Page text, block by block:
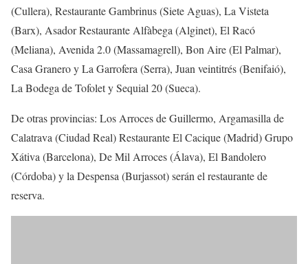
(Cullera), Restaurante Gambrinus (Siete Aguas), La Visteta
(Barx), Asador Restaurante Alfàbega (Alginet), El Racó
(Meliana), Avenida 2.0 (Massamagrell), Bon Aire (El Palmar),
Casa Granero y La Garrofera (Serra), Juan veintitrés (Benifaió),
La Bodega de Tofolet y Sequial 20 (Sueca).
De otras provincias: Los Arroces de Guillermo, Argamasilla de
Calatrava (Ciudad Real) Restaurante El Cacique (Madrid) Grupo
Xátiva (Barcelona), De Mil Arroces (Álava), El Bandolero
(Córdoba) y la Despensa (Burjassot) serán el restaurante de
reserva.